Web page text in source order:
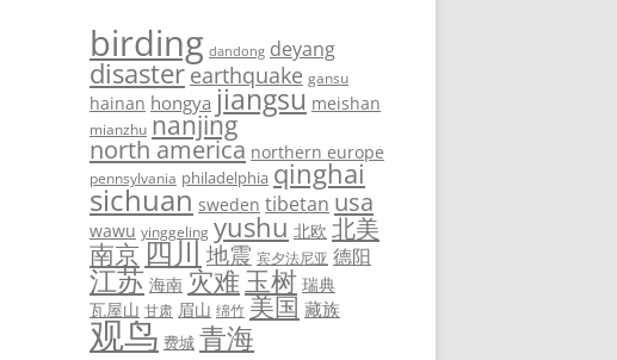
birding dandong deyang
disaster earthquake gansu
hainan hongya jiangsu meishan
mianzhu nanjing
north america northern europe
pennsylvania philadelphia qinghai
sichuan sweden tibetan usa
wawu yinggeling yushu 北欧 北美
南京 四川地震 宾夕法尼亚 德阳
江苏 海南 灾难 玉树 瑞典
瓦屋山 甘肃 眉山 绵竹 美国 藏族
观鸟 费城 青海